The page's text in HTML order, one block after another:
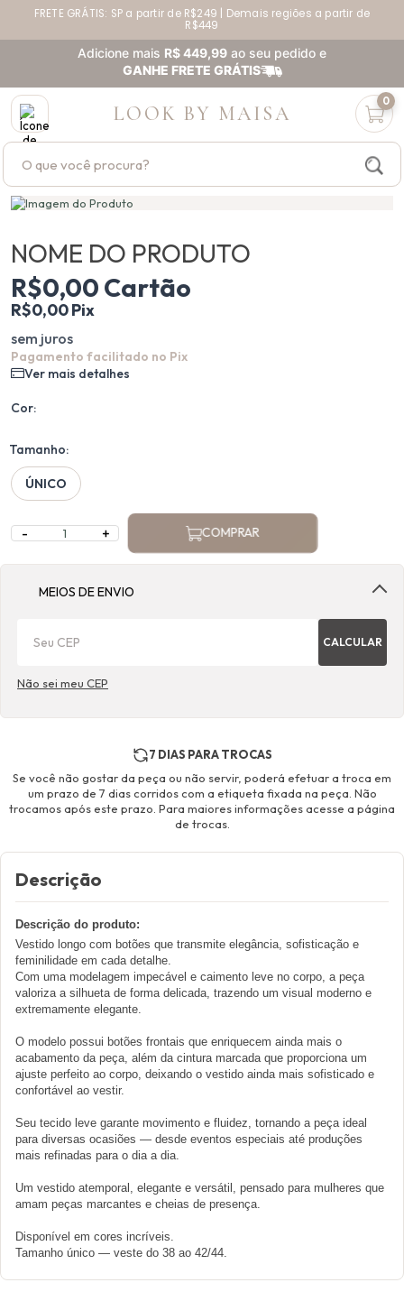
FRETE GRÁTIS: SP a partir de R$249 | Demais regiões a partir de
R$449
Adicione mais R$ 449,99 ao seu pedido e
GANHE FRETE GRÁTIS
Buscar produtos
LOOK BY MAISA
0
NOME DO PRODUTO
R$0,00 Cartão
R$0,00 Pix
sem juros
Pagamento facilitado no Pix
Ver mais detalhes
Cor:
Tamanho:
ÚNICO
- + COMPRAR
MEIOS DE ENVIO
CALCULAR
Não sei meu CEP
7 DIAS PARA TROCAS
Se você não gostar da peça ou não servir, poderá efetuar a troca em
um prazo de 7 dias corridos com a etiqueta fixada na peça. Não
trocamos após este prazo. Para maiores informações acesse a página
de trocas.
Descrição
Descrição do produto:
Vestido longo com botões que transmite elegância, sofisticação e
feminilidade em cada detalhe.
Com uma modelagem impecável e caimento leve no corpo, a peça
valoriza a silhueta de forma delicada, trazendo um visual moderno e
extremamente elegante.
O modelo possui botões frontais que enriquecem ainda mais o
acabamento da peça, além da cintura marcada que proporciona um
ajuste perfeito ao corpo, deixando o vestido ainda mais sofisticado e
confortável ao vestir.
Seu tecido leve garante movimento e fluidez, tornando a peça ideal
para diversas ocasiões — desde eventos especiais até produções
mais refinadas para o dia a dia.
Um vestido atemporal, elegante e versátil, pensado para mulheres que
amam peças marcantes e cheias de presença.
Disponível em cores incríveis.
Tamanho único — veste do 38 ao 42/44.